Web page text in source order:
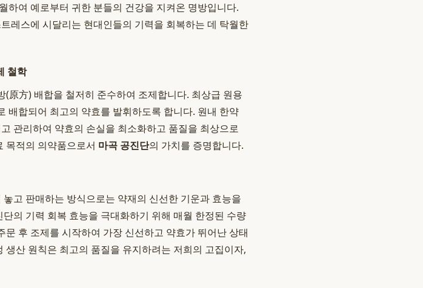
하여 예로부터 귀한 분들의 건강을 지켜온 명방입니다.
레스에 시달리는 현대인들의 기력을 회복하는 데 탁월한
철학
(原方) 배합을 철저히 준수하여 조제합니다. 최상급 원용
배합되어 최고의 약효를 발휘하도록 합니다. 원내 한약
관리하여 약효의 손실을 최소화하고 품질을 최상으로
목적의 의약품으로서 마곡 공진단의 가치를 증명합니다.
고 판매하는 방식으로는 약재의 신선한 기운과 효능을
단의 기력 회복 효능을 극대화하기 위해 매월 한정된 수량
후 조제를 시작하여 가장 신선하고 약효가 뛰어난 상태
산 원칙은 최고의 품질을 유지하려는 저희의 고집이자,